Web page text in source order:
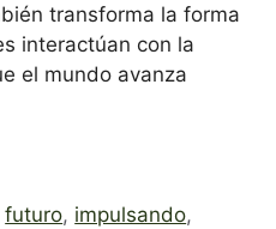
transforma la forma
interactúan con la
el mundo avanza
futuro, impulsando,